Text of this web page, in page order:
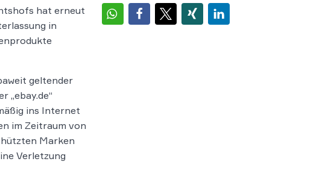
hat erneut
in
geltender
„ebay.de“
ins Internet
im Zeitraum von
Marken
Verletzung